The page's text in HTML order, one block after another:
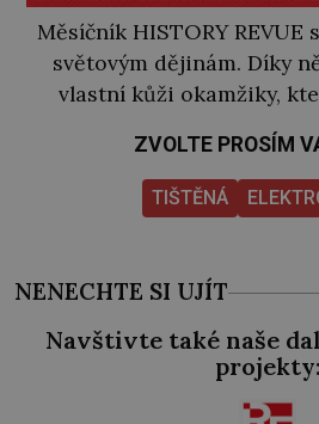
Měsíčník HISTORY REVUE
světovým dějinám. Díky
vlastní kůži okamžiky,
ZVOLTE PROSÍM
TIŠTĚNÁ
NENECHTE SI UJÍT
Navštivte také naše
projekty: